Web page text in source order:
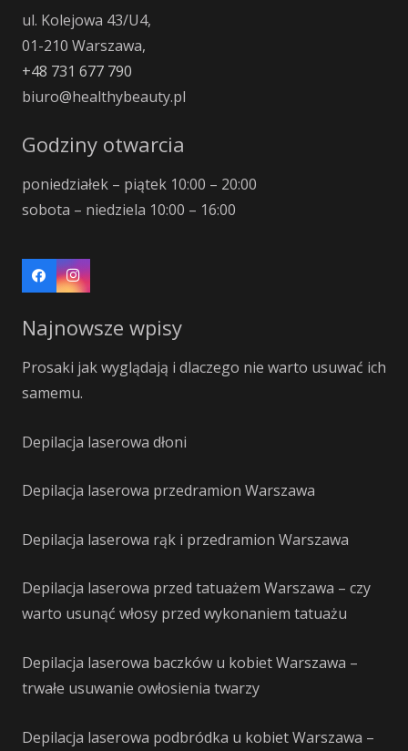
ul. Kolejowa 43/U4,
01-210 Warszawa,
+48 731 677 790
biuro@healthybeauty.pl
Godziny otwarcia
poniedziałek – piątek 10:00 – 20:00
sobota – niedziela 10:00 – 16:00
Najnowsze wpisy
Prosaki jak wyglądają i dlaczego nie warto usuwać ich
samemu.
Depilacja laserowa dłoni
Depilacja laserowa przedramion Warszawa
Depilacja laserowa rąk i przedramion Warszawa
Depilacja laserowa przed tatuażem Warszawa – czy
warto usunąć włosy przed wykonaniem tatuażu
Depilacja laserowa baczków u kobiet Warszawa –
trwałe usuwanie owłosienia twarzy
Depilacja laserowa podbródka u kobiet Warszawa –